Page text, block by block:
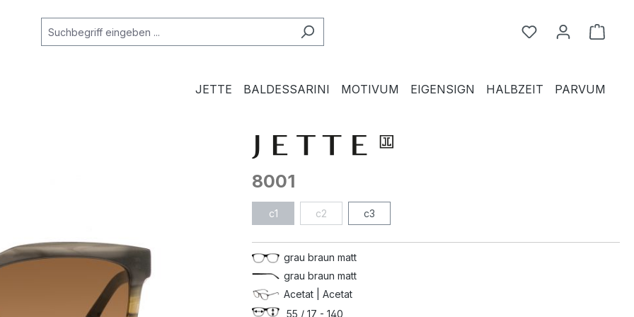
Du hast 0
JETTE BALDESSARINI MOTIVUM EIGENSIGN HALBZEIT PARVUM
8001
c1 c2 c3
grau braun matt
grau braun matt
Acetat | Acetat
55 / 17 - 140